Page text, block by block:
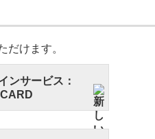
だけます。
ンサービス：